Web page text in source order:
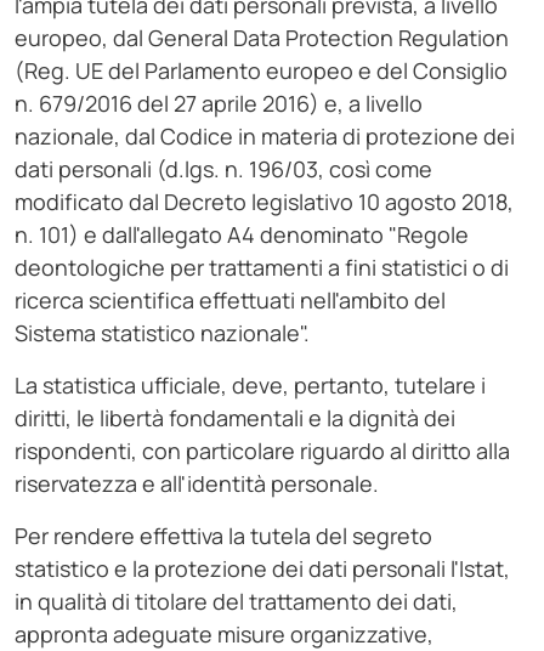
europeo, dal General Data Protection Regulation
(Reg. UE del Parlamento europeo e del Consiglio
n. 679/2016 del 27 aprile 2016) e, a livello
nazionale, dal Codice in materia di protezione dei
dati personali (d.lgs. n. 196/03, così come
modificato dal Decreto legislativo 10 agosto 2018,
n. 101) e dall'allegato A4 denominato "Regole
deontologiche per trattamenti a fini statistici o di
ricerca scientifica effettuati nell'ambito del
Sistema statistico nazionale".
La statistica ufficiale, deve, pertanto, tutelare i
diritti, le libertà fondamentali e la dignità dei
rispondenti, con particolare riguardo al diritto alla
riservatezza e all'identità personale.
Per rendere effettiva la tutela del segreto
statistico e la protezione dei dati personali l'Istat,
in qualità di titolare del trattamento dei dati,
appronta adeguate misure organizzative,